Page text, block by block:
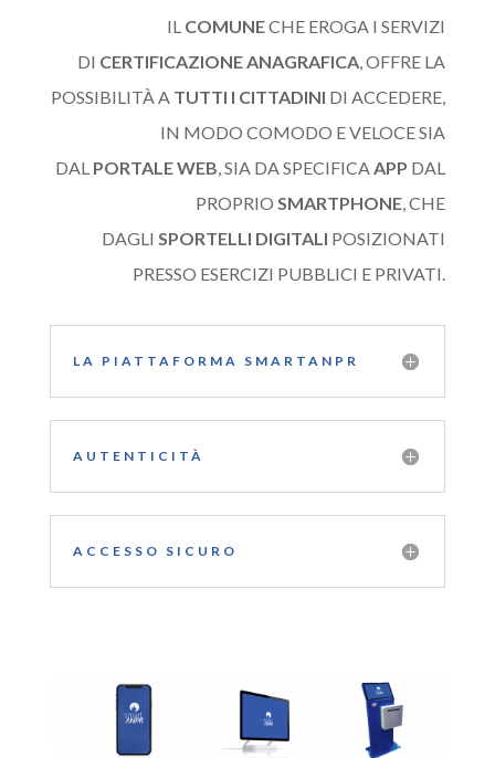
IL COMUNECHE EROGA I SERVIZI
DI CERTIFICAZIONE ANAGRAFICA, OFFRE LA
POSSIBILITÀ A TUTTI I CITTADINI DI ACCEDERE,
IN MODO COMODO E VELOCE SIA
DAL PORTALE WEB, SIA DA SPECIFICAAPP DAL
PROPRIOSMARTPHONE, CHE
DAGLISPORTELLI DIGITALI POSIZIONATI
PRESSO ESERCIZI PUBBLICI E PRIVATI.
LA PIATTAFORMA SMARTANPR
AUTENTICITÀ
ACCESSO SICURO